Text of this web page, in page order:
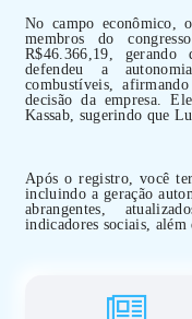
No campo econômico,
membros do
R$46.366,19,
defendeu a
combustíveis,
decisão da empresa.
Kassab, sugerindo que
Após o registro, você
incluindo a geração
abrangentes,
indicadores sociais,